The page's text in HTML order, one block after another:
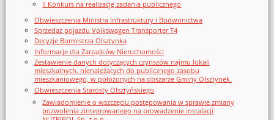
II Konkurs na realizację zadania publicznego
Obwieszczenia Ministra Infrastruktury i Budwonictwa
Sprzedaż pojazdu Volkswagen Transporter T4
Decyzje Burmistrza Olsztynka
Informacje dla Zarządców Nieruchomości
Zestawienie danych dotyczących czynszów najmu lokali
mieszkalnych, nienależących do publicznego zasobu
mieszkaniowego, w położonych na obszarze Gminy Olsztynek.
Obwieszczenia Starosty Olsztyńskiego
Zawiadomienie o wszczęciu postępowania w sprawie zmiany
pozwolenia zintegrowanego na prowadzenie instalacji